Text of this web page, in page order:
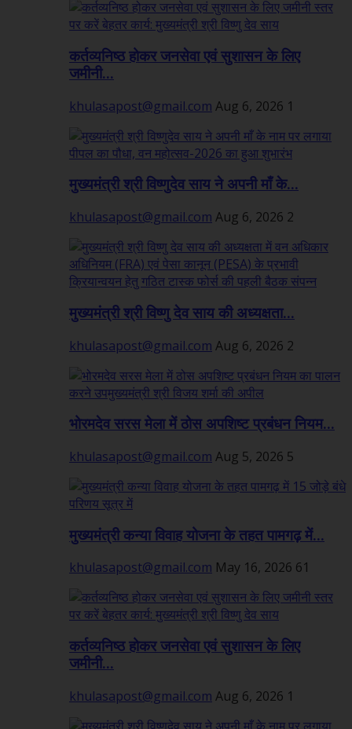
कर्तव्यनिष्ठ होकर जनसेवा एवं सुशासन के लिए
जमीनी...
khulasapost@gmail.com Aug 6, 2026 1
मुख्यमंत्री श्री विष्णुदेव साय ने अपनी माँ के...
khulasapost@gmail.com Aug 6, 2026 2
मुख्यमंत्री श्री विष्णु देव साय की अध्यक्षता...
khulasapost@gmail.com Aug 6, 2026 2
भोरमदेव सरस मेला में ठोस अपशिष्ट प्रबंधन नियम...
khulasapost@gmail.com Aug 5, 2026 5
मुख्यमंत्री कन्या विवाह योजना के तहत पामगढ़ में...
khulasapost@gmail.com May 16, 2026 61
कर्तव्यनिष्ठ होकर जनसेवा एवं सुशासन के लिए
जमीनी...
khulasapost@gmail.com Aug 6, 2026 1